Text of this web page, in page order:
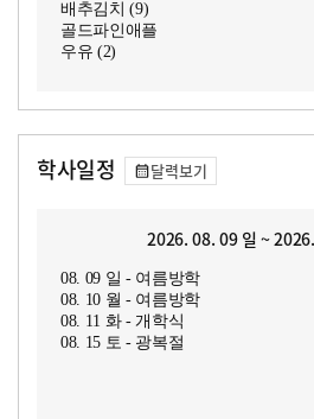
배추김치 (9)
골드파인애플
우유 (2)
학사일정 달력보기
2026. 08. 09 일 ~
08. 09 일 - 여름방학
08. 10 월 - 여름방학
08. 11 화 - 개학식
08. 15 토 - 광복절